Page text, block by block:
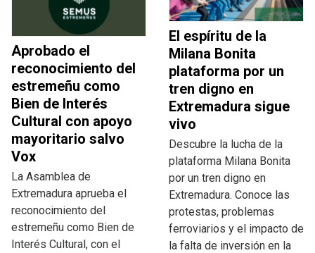
Aprobado el
reconocimiento del
estremeñu como
Bien de Interés
Cultural con apoyo
mayoritario salvo
Vox
La Asamblea de
Extremadura aprueba el
reconocimiento del
estremeñu como Bien de
Interés Cultural, con el
El espíritu de la
Milana Bonita
plataforma por un
tren digno en
Extremadura sigue
vivo
Descubre la lucha de la
plataforma Milana Bonita
por un tren digno en
Extremadura. Conoce las
protestas, problemas
ferroviarios y el impacto de
la falta de inversión en la